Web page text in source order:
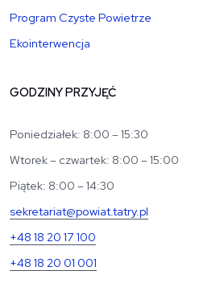
Program Czyste Powietrze
Ekointerwencja
GODZINY PRZYJĘĆ
Poniedziałek: 8:00 – 15:30
Wtorek – czwartek: 8:00 – 15:00
Piątek: 8:00 – 14:30
sekretariat@powiat.tatry.pl
+48 18 20 17 100
+48 18 20 01 001